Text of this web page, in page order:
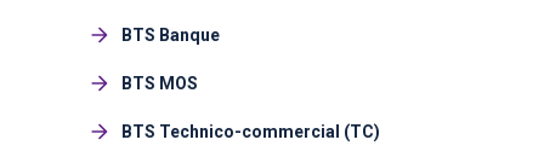
BTS Banque
BTS MOS
BTS Technico-commercial (TC)